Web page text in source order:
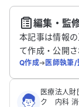
編集・監
本記事は情報
て作成・公開さ
Q作成➔医師執筆/
医療法人
ク 内科 消